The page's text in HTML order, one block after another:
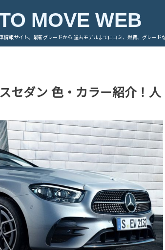
MOVE WEB
情報サイト。最新グレードから 過去モデルまで口コミ、燃費、グレード
セダン 色・カラー紹介！人